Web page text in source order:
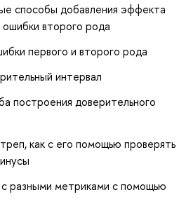
способы добавления эффекта
второго рода
первого и второго рода
интервал
построения доверительного
как с его помощью проверять
разными метриками с помощью